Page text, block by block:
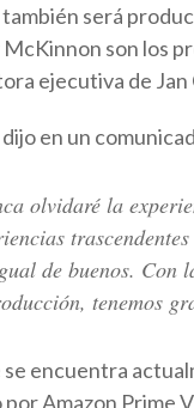
será
son los
ejecutiva de Jan
en un
olvidaré la
de buenos. Con
tenemos
se encuentra
Amazon Prime